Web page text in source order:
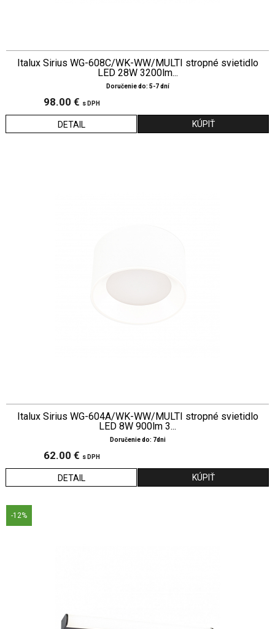
Italux Sirius WG-608C/WK-WW/MULTI stropné svietidlo
LED 28W 3200lm...
Doručenie do: 5-7 dní
98.00 € s DPH
DETAIL
Italux Sirius WG-604A/WK-WW/MULTI stropné svietidlo
LED 8W 900lm 3...
Doručenie do: 7dni
62.00 € s DPH
DETAIL
-12%